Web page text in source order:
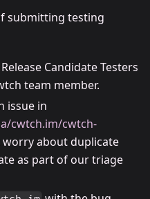
submitting testing
Candidate Testers
team member.
issue in
cwtch.im/cwtch-
worry about duplicate
as part of our triage